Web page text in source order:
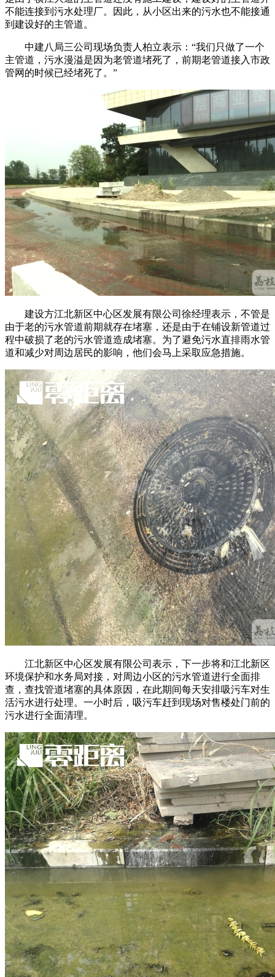
不能连接到污水处理厂。因此，从小区出来的污水也不能接通
到建设好的主管道。
中建八局三公司现场负责人柏立表示：“我们只做了一个
主管道，污水漫溢是因为老管道堵死了，前期老管道接入市政
管网的时候已经堵死了。”
建设方江北新区中心区发展有限公司徐经理表示，不管是
由于老的污水管道前期就存在堵塞，还是由于在铺设新管道过
程中破损了老的污水管道造成堵塞。为了避免污水直排雨水管
道和减少对周边居民的影响，他们会马上采取应急措施。
江北新区中心区发展有限公司表示，下一步将和江北新区
环境保护和水务局对接，对周边小区的污水管道进行全面排
查，查找管道堵塞的具体原因，在此期间每天安排吸污车对生
活污水进行处理。一小时后，吸污车赶到现场对售楼处门前的
污水进行全面清理。